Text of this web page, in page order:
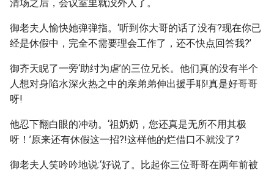
清场之后，会议室里就没外人了。
御老夫人愉快她弹弹指。‘听到你大哥的话了没有?现在你已
经是休假中，完全不需要理会工作了，还不快点回答我?’
御齐天睨了一旁‘助纣为虐’的三位兄长。他们真的没有半个
人想对身陷水深火热之中的亲弟弟伸出援手耶!真是好哥哥
呀!
他忍下翻白眼的冲动。‘祖奶奶，您还真是无所不用其极
呀！’原来还有休假这一招?!这样他的烂借口不就没了?
御老夫人笑吟吟地说:‘好说了。比起你三位哥哥在两年前被